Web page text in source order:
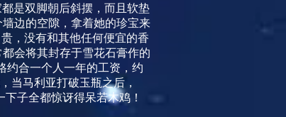
是双脚朝后斜摆，而且软垫
边的空隙，拿着她的珍宝来
，没有和其他任何便宜的香
会将其封存于雪花石膏作的
约合一个人一年的工资，约
当马利亚打破玉瓶之后，
子全都惊讶得呆若木鸡！